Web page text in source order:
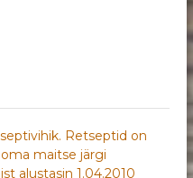
Retseptid on
maitse järgi
alustasin 1.04.2010